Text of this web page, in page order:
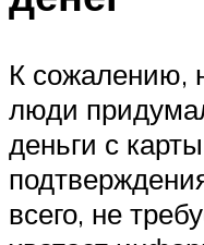
К сожалению,
люди
деньги с
всего, не